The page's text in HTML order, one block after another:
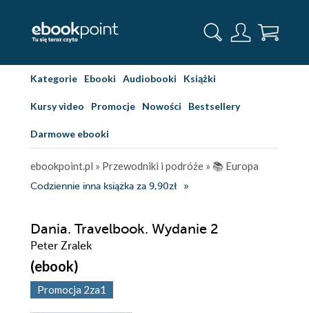
Kategorie Ebooki Audiobooki Książki
Kursy video Promocje Nowości Bestsellery
Darmowe ebooki
ebookpoint.pl » Przewodniki i podróże » 📚 Europa
Codziennie inna książka za 9,90zł
Dania. Travelbook. Wydanie 2
Peter Zralek
(ebook)
Promocja 2za1